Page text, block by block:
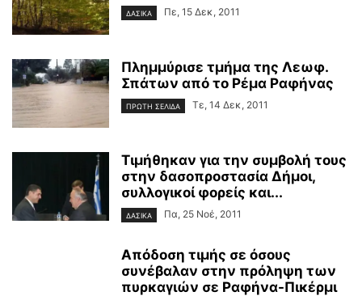
ΔΑΣΙΚΑ Πε, 15 Δεκ, 2011
Πλημμύρισε τμήμα της Λεωφ.
Σπάτων από το Ρέμα Ραφήνας
ΠΡΩΤΗ ΣΕΛΙΔΑ Τε, 14 Δεκ, 2011
Τιμήθηκαν για την συμβολή τους
στην δασοπροστασία Δήμοι,
συλλογικοί φορείς και...
ΔΑΣΙΚΑ Πα, 25 Νοέ, 2011
Απόδοση τιμής σε όσους
συνέβαλαν στην πρόληψη των
πυρκαγιών σε Ραφήνα-Πικέρμι